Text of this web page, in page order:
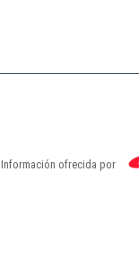
Información ofrecida por